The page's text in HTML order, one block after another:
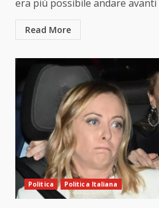
era più possibile andare avanti
Read More
Politica Politica Italiana